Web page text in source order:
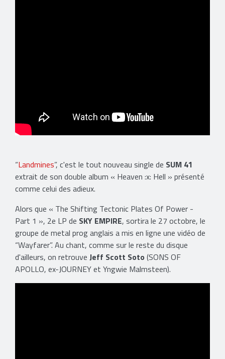
“Landmines”, c'est le tout nouveau single de SUM 41
extrait de son double album « Heaven :x: Hell » présenté
comme celui des adieux.
Alors que « The Shifting Tectonic Plates Of Power -
Part 1 », 2e LP de SKY EMPIRE, sortira le 27 octobre, le
groupe de metal prog anglais a mis en ligne une vidéo de
“Wayfarer”. Au chant, comme sur le reste du disque
d'ailleurs, on retrouve Jeff Scott Soto (SONS OF
APOLLO, ex-JOURNEY et Yngwie Malmsteen).